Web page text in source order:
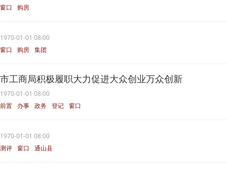
窗口
购房
1970-01-01 08:00
窗口
购房 集团
市工商局积极履职大力促进大众创业万众创新
1970-01-01 08:00
前置
办事 政务 登记 窗口
1970-01-01 08:00
测评
窗口 通山县